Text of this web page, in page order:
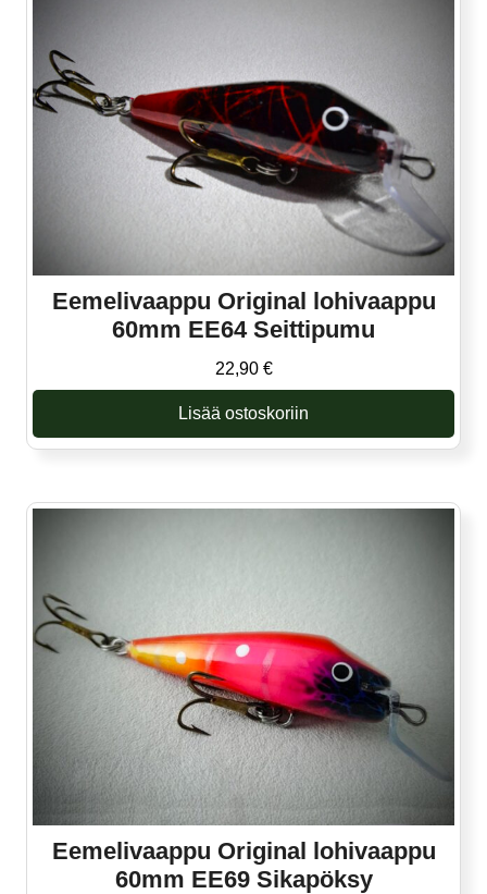
Eemelivaappu Original lohivaappu
60mm EE64 Seittipumu
22,90 €
Lisää ostoskoriin
Eemelivaappu Original lohivaappu
60mm EE69 Sikapöksy